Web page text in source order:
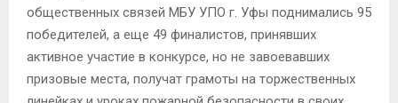
общественных связей МБУ УПО г. Уфы поднимались 95
победителей, а еще 49 финалистов, принявших
активное участие в конкурсе, но не завоевавших
призовые места, получат грамоты на торжественных